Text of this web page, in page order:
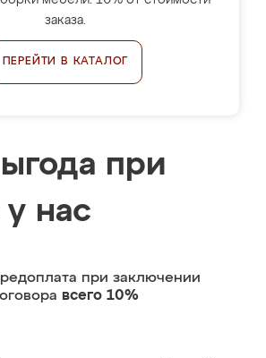
заказа.
ПЕРЕЙТИ В КАТАЛОГ
при
у нас
при заключении
всего 10%